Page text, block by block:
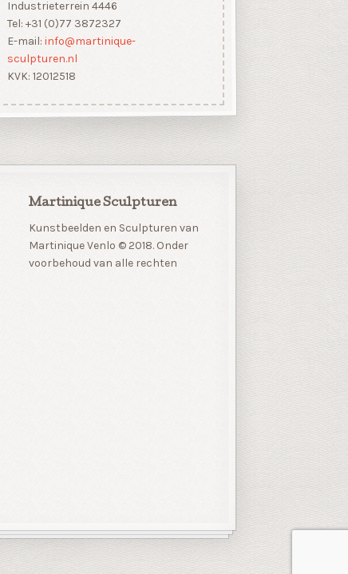
Industrieterrein 4446
Tel: +31 (0)77 3872327
E-mail: info@martinique-
sculpturen.nl
KVK: 12012518
Martinique Sculpturen
Kunstbeelden en Sculpturen van
Martinique Venlo © 2018. Onder
voorbehoud van alle rechten